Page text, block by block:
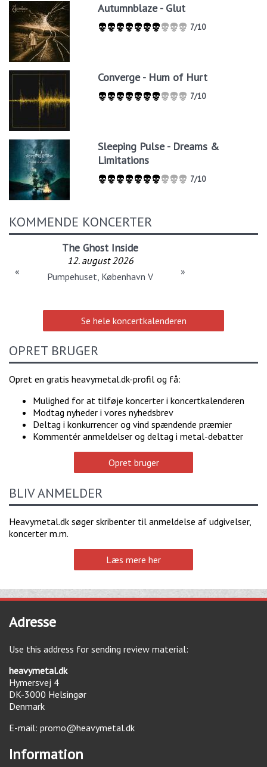
Autumnblaze - Glut
7/10
Converge - Hum of Hurt
7/10
Sleeping Pulse - Dreams &
Limitations
7/10
KOMMENDE KONCERTER
The Ghost Inside
12. august 2026
Pumpehuset, København V
« »
Se hele koncertkalenderen
OPRET BRUGER
Opret en gratis heavymetal.dk-profil og få:
Mulighed for at tilføje koncerter i koncertkalenderen
Modtag nyheder i vores nyhedsbrev
Deltag i konkurrencer og vind spændende præmier
Kommentér anmeldelser og deltag i metal-debatter
Opret bruger
BLIV ANMELDER
Heavymetal.dk søger skribenter til anmeldelse af udgivelser,
koncerter m.m.
Læs mere her
Adresse
Use this address for sending review material:
heavymetal.dk
Hymersvej 4
DK-3000 Helsingør
Denmark
E-mail: promo@heavymetal.dk
Information